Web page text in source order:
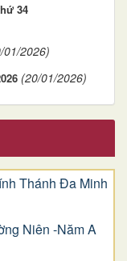
34
01/2026)
(20/01/2026)
Thánh Đa Minh
Niên -Năm A